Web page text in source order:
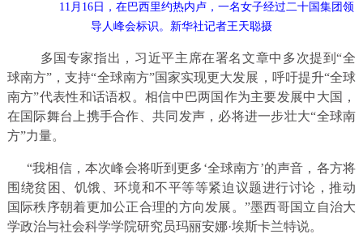
11月16日，在巴西里约热内卢，一名女子经过二十国集团领
导人峰会标识。新华社记者王天聪摄
多国专家指出，习近平主席在署名文章中多次提到“全
球南方”，支持“全球南方”国家实现更大发展，呼吁提升“全球
南方”代表性和话语权。相信中巴两国作为主要发展中大国，
在国际舞台上携手合作、共同发声，必将进一步壮大“全球南
方”力量。
“我相信，本次峰会将听到更多‘全球南方’的声音，各方将
围绕贫困、饥饿、环境和不平等等紧迫议题进行讨论，推动
国际秩序朝着更加公正合理的方向发展。”墨西哥国立自治大
学政治与社会科学学院研究员玛丽安娜·埃斯卡兰特说。